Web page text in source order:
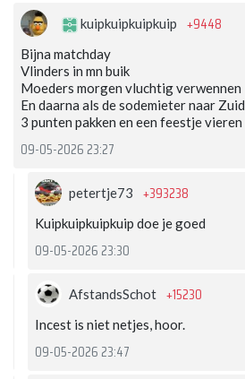
kuipkuipkuipkuip +9448
Bijna matchday
Vlinders in mn buik
Moeders morgen vluchtig verwennen
En daarna als de sodemieter naar Zuid
3 punten pakken en een feestje vieren
09-05-2026 23:27
petertje73 +393238
Kuipkuipkuipkuip doe je goed
09-05-2026 23:30
AfstandsSchot +15230
Incest is niet netjes, hoor.
09-05-2026 23:47